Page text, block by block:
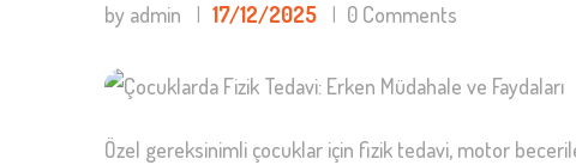
by admin 17/12/2025 0 Comments
Özel gereksinimli çocuklar için fizik tedavi, motor